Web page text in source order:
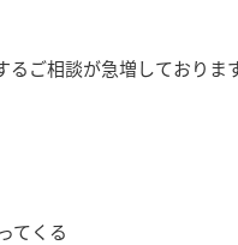
ご相談が急増しておりま
てくる